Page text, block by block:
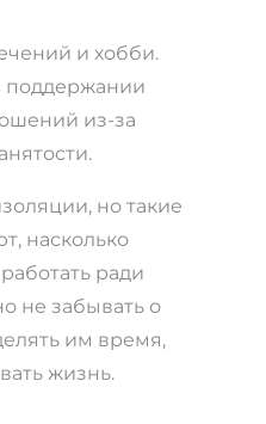
и хобби.
поддержании
из-за
но такие
насколько
ради
не забывать о
им время,
жизнь.